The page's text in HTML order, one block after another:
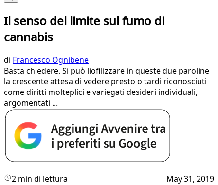
Il senso del limite sul fumo di
cannabis
di Francesco Ognibene
Basta chiedere. Si può liofilizzare in queste due paroline
la crescente attesa di vedere presto o tardi riconosciuti
come diritti molteplici e variegati desideri individuali,
argomentati ...
2 min di lettura May 31, 2019